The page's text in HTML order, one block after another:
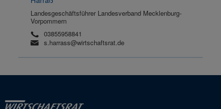
Landesgeschäftsführer Landesverband Mecklenburg-
Vorpommern
03855958841
s.harrass@wirtschaftsrat.de